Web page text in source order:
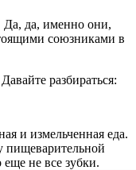
да, именно они,
союзниками в
разбираться:
и измельченная еда.
пищеварительной
не все зубки.